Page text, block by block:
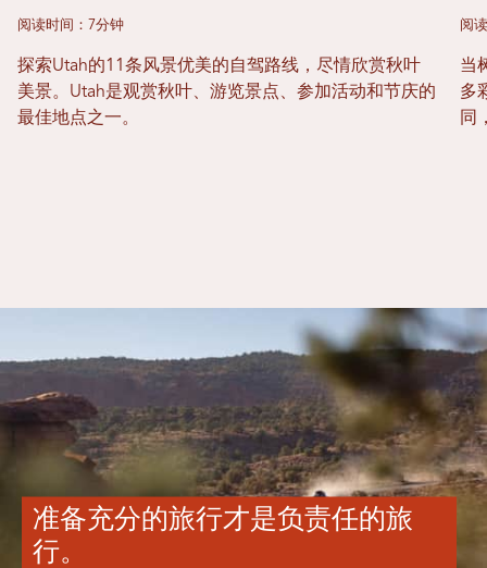
阅读时间：7分钟
探索Utah的11条风景优美的自驾路线，尽情欣赏秋叶
美景。Utah是观赏秋叶、游览景点、参加活动和节庆的
最佳地点之一。
阅
当
多
同
准备充分的旅行才是负责任的旅
行。